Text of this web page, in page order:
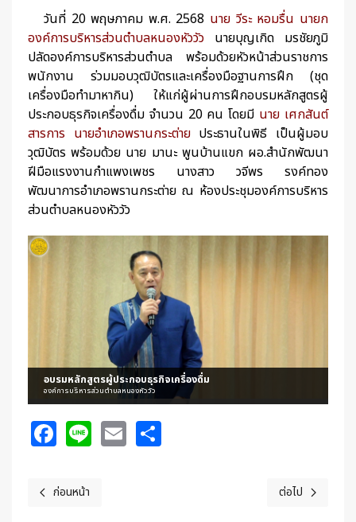
วันที่ 20 พฤษภาคม พ.ศ. 2568 นาย วีระ หอมรื่น นายก
องค์การบริหารส่วนตำบลหนองหัววัว นายบุญเกิด มรชัยภูมิ
ปลัดองค์การบริหารส่วนตำบล พร้อมด้วยหัวหน้าส่วนราชการ
พนักงาน ร่วมมอบวุฒิบัตรและเครื่องมือฐานการฝึก (ชุด
เครื่องมือทำมาหากิน) ให้แก่ผู้ผ่านการฝึกอบรมหลักสูตรผู้
ประกอบธุรกิจเครื่องดื่ม จำนวน 20 คน โดยมี นาย เศกสันต์
สารการ นายอำเภอพรานกระต่ายประธานในพิธี เป็นผู้มอบ
วุฒิบัตร พร้อมด้วย นาย มานะ พูนบ้านแขก ผอ.สำนักพัฒนา
ฝีมือแรงงานกำแพงเพชร นางสาว วจีพร รงค์ทอง
พัฒนาการอำเภอพรานกระต่าย ณ ห้องประชุมองค์การบริหาร
ส่วนตำบลหนองหัววัว
อบรมหลักสูตรผู้ประกอบธุรกิจเครื่องดื่ม
องค์การบริหารส่วนตำบลหนองหัววัว
Facebook
LineEmail
เนื้อหาก่อนหน้า: โครงการขับเคลื่อนงานศูนย์ยุติธรรมชุมชน ประจำปีงบปร
ก่อนหน้า เนื้อหาถัดไป: ปร
ต่อไป